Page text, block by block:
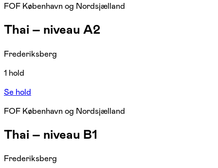
FOF København og Nordsjælland
Thai – niveau A2
Frederiksberg
1 hold
Se hold
FOF København og Nordsjælland
Thai – niveau B1
Frederiksberg